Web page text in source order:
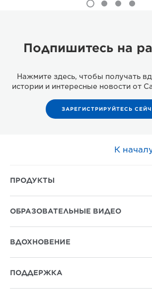
Подпишитесь на
Нажмите здесь, чтобы получать
истории и интересные новости от
ЗАРЕГИСТРИРУЙТЕСЬ
К
ПРОДУКТЫ
ОБРАЗОВАТЕЛЬНЫЕ ВИДЕО
ВДОХНОВЕНИЕ
ПОДДЕРЖКА